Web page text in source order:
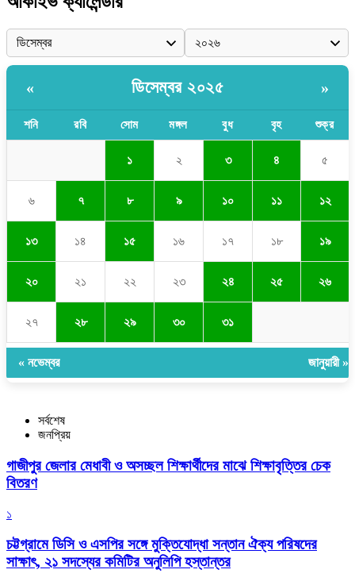
« ডিসেম্বর ২০২৫ »
শনি রবি সোম মঙ্গল বুধ বৃহ শুক্র
১ ২ ৩ ৪ ৫
৬ ৭ ৮ ৯ ১০ ১১ ১২
১৩ ১৪ ১৫ ১৬ ১৭ ১৮ ১৯
২০ ২১ ২২ ২৩ ২৪ ২৫ ২৬
২৭ ২৮ ২৯ ৩০ ৩১
« নভেম্বর জানুয়ারী »
সর্বশেষ
জনপ্রিয়
গাজীপুর জেলার মেধাবী ও অসচ্ছল শিক্ষার্থীদের মাঝে শিক্ষাবৃত্তির চেক
বিতরণ
১
চট্টগ্রামে ডিসি ও এসপির সঙ্গে মুক্তিযোদ্ধা সন্তান ঐক্য পরিষদের
সাক্ষাৎ, ২১ সদস্যের কমিটির অনুলিপি হস্তান্তর